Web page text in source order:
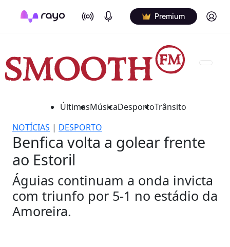
On Air Podcasts Premium Log in
ÚltimasMúsicaDesportoTrânsito
NOTÍCIAS | DESPORTO
Benfica volta a golear frente
ao Estoril
Águias continuam a onda invicta
com triunfo por 5-1 no estádio da
Amoreira.